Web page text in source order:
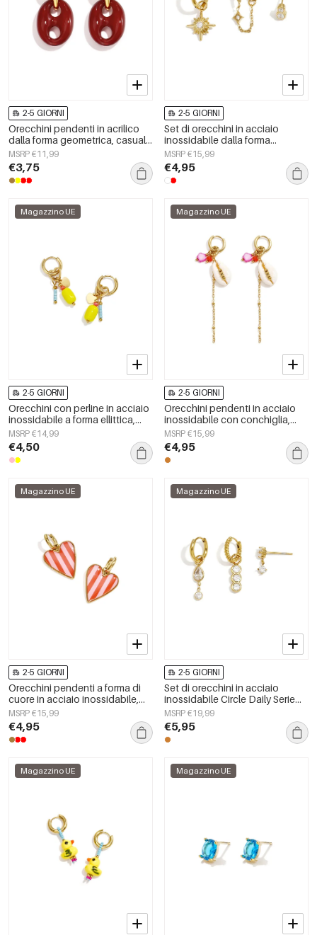
2-5 GIORNI
Orecchini pendenti in acrilico
dalla forma geometrica, casual
e semplici, della serie da donna.
MSRP €11,99
€3,75
2-5 GIORNI
Set di orecchini in acciaio
inossidabile dalla forma
geometrica, semplici, per tutti i
giorni, serie Simple, gioielli da
donna
MSRP €15,99
€4,95
Magazzino UE
2-5 GIORNI
Orecchini con perline in acciaio
inossidabile a forma ellittica,
graziosi e semplici, della serie
Daily Simple, gioielli da donna.
MSRP €14,99
€4,50
Magazzino UE
2-5 GIORNI
Orecchini pendenti in acciaio
inossidabile con conchiglia,
serie Simple, gioielli da donna.
MSRP €15,99
€4,95
Magazzino UE
2-5 GIORNI
Orecchini pendenti a forma di
cuore in acciaio inossidabile,
serie Simple Daily Simple, gioielli
da donna
MSRP €15,99
€4,95
Magazzino UE
2-5 GIORNI
Set di orecchini in acciaio
inossidabile Circle Daily Serie
Semplice Gioiello da Donna
MSRP €19,99
€5,95
Magazzino UE Magazzino UE